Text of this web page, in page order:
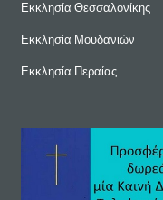
Εκκλησία Θεσσαλονίκης
Εκκλησία Μουδανιών
Εκκλησία Περαίας